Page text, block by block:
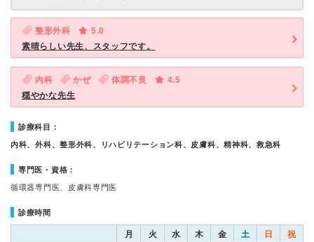
整形外科
5.0
素晴らしい先生、スタッフです。
内科 かぜ 体調不良
4.5
穏やかな先生
診療科目：
内科、外科、整形外科、リハビリテーション科、皮膚科、精神科、救急科
専門医・資格：
循環器専門医、皮膚科専門医
診療時間
月 火 水 木 金 土 日 祝